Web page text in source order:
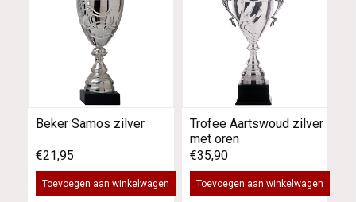
Beker Samos zilver
€21,95
Toevoegen aan winkelwagen
Trofee Aartswoud zilver
met oren
€35,90
Toevoegen aan winkelwagen